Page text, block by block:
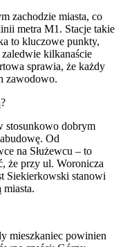
zachodzie miasta, co
metra M1. Stacje takie
to kluczowe punkty,
kilkanaście
sprawia, że każdy
zawodowo.
stosunkowo dobrym
Od
na Służewcu – to
że przy ul. Woronicza
Siekierkowski stanowi
miasta.
mieszkaniec powinien